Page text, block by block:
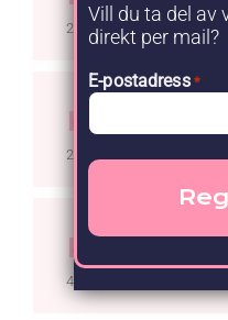
29 augusti 2023
24 augusti 2023
4 juli 2023
Vill du ta del av
direkt per mail?
E-postadress *